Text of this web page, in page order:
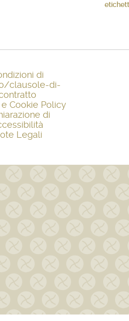
di
clausole-di-
Cookie Policy
di
Legali